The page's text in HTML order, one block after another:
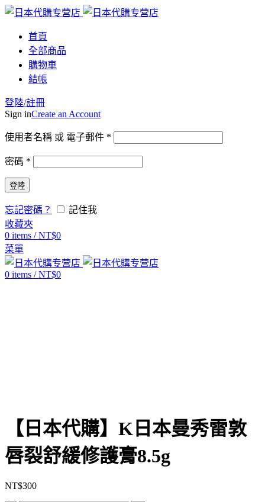
首頁
全部商品
購物車
結帳
登陸/註冊
Sign inCreate an Account
使用者名稱 或 電子郵件 *
密碼 *
登陸
忘記密碼？
記住我
收藏夾
0 items / NT$0
菜單
0 items / NT$0
【日本代購】K日本曼秀雷敦
唇裂舒緩修護膏8.5g
NT$300